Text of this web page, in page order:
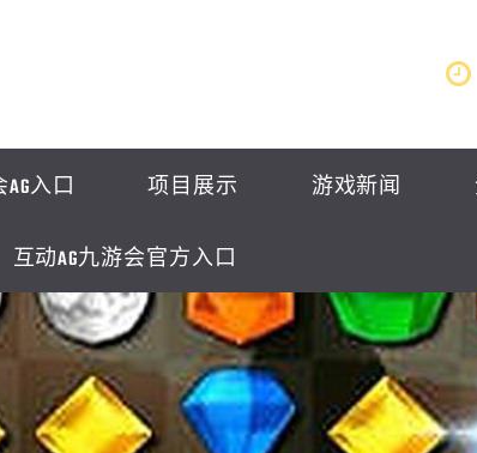
入口 项目展示 游戏新闻
互动AG九游会官方入口